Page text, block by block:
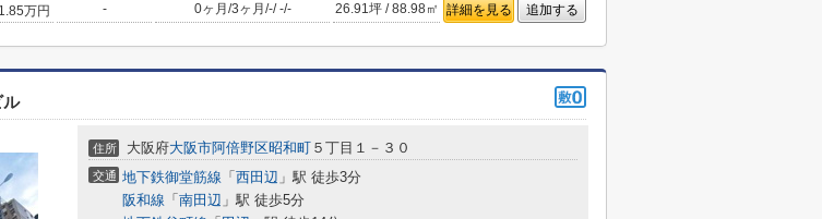
1.85万円 - 0ヶ月 /3ヶ月 /-/-/- 26.91坪 / 88.98㎡ 詳細を見る 追加する
ル
住所 大阪府大阪市阿倍野区昭和町 ５丁目１－３０
交通 地下鉄御堂筋線 「 西田辺 」駅 徒歩3分
阪和線 「 南田辺 」駅 徒歩5分